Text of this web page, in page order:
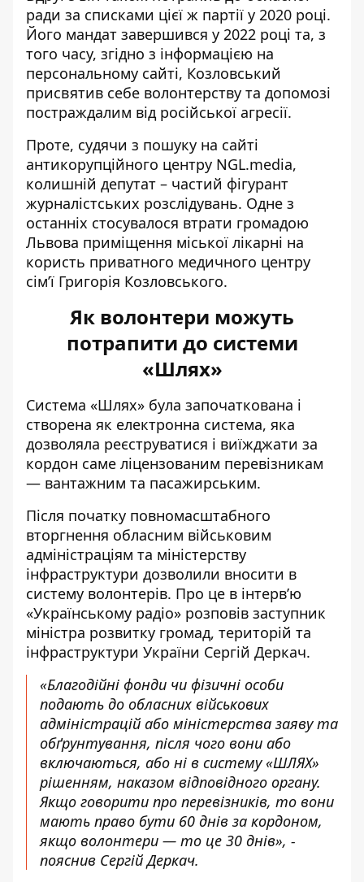
ради за списками цієї ж партії у 2020 році.
Його мандат завершився у 2022 році та, з
того часу, згідно з інформацією на
персональному сайті, Козловський
присвятив себе волонтерству та допомозі
постраждалим від російської агресії.
Проте, судячи з пошуку на сайті
антикорупційного центру NGL.media,
колишній депутат – частий фігурант
журналістських розслідувань. Одне з
останніх стосувалося втрати громадою
Львова приміщення міської лікарні на
користь приватного медичного центру
сім’ї Григорія Козловського.
Як волонтери можуть
потрапити до системи
«Шлях»
Система «Шлях» була започаткована і
створена як електронна система, яка
дозволяла реєструватися і виїжджати за
кордон саме ліцензованим перевізникам
― вантажним та пасажирським.
Після початку повномасштабного
вторгнення обласним військовим
адміністраціям та міністерству
інфраструктури дозволили вносити в
систему волонтерів. Про це в інтерв’ю
«Українському радіо» розповів заступник
міністра розвитку громад, територій та
інфраструктури України Сергій Деркач.
«Благодійні фонди чи фізичні особи
подають до обласних військових
адміністрацій або міністерства заяву та
обґрунтування, після чого вони або
включаються, або ні в систему «ШЛЯХ»
рішенням, наказом відповідного органу.
Якщо говорити про перевізників, то вони
мають право бути 60 днів за кордоном,
якщо волонтери ― то це 30 днів», -
пояснив Сергій Деркач.